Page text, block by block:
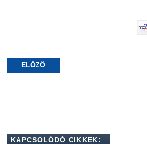
ELŐZŐ
KAPCSOLÓDÓ CIKKEK: